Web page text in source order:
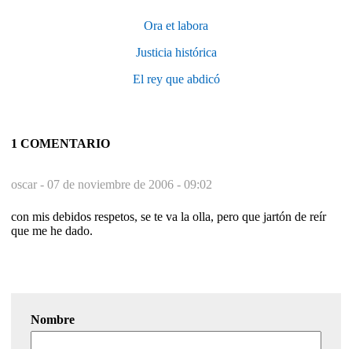
Ora et labora
Justicia histórica
El rey que abdicó
1 COMENTARIO
oscar - 07 de noviembre de 2006 - 09:02
con mis debidos respetos, se te va la olla, pero que jartón de reír
que me he dado.
Nombre